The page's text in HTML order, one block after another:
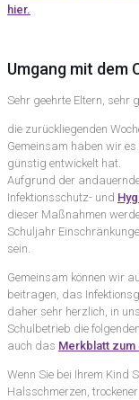
hier.
Umgang mit dem
Sehr geehrte Eltern, sehr
die zurückliegenden
Gemeinsam haben wir
günstig entwickelt hat.
Aufgrund der
Infektionsschutz- und
dieser Maßnahmen
Schuljahr
sein.
Gemeinsam können wir
beitragen, das
daher sehr herzlich, in
Schulbetrieb die
auch das Merkblatt zum
Wenn Sie bei Ihrem Kind
Halsschmerzen,